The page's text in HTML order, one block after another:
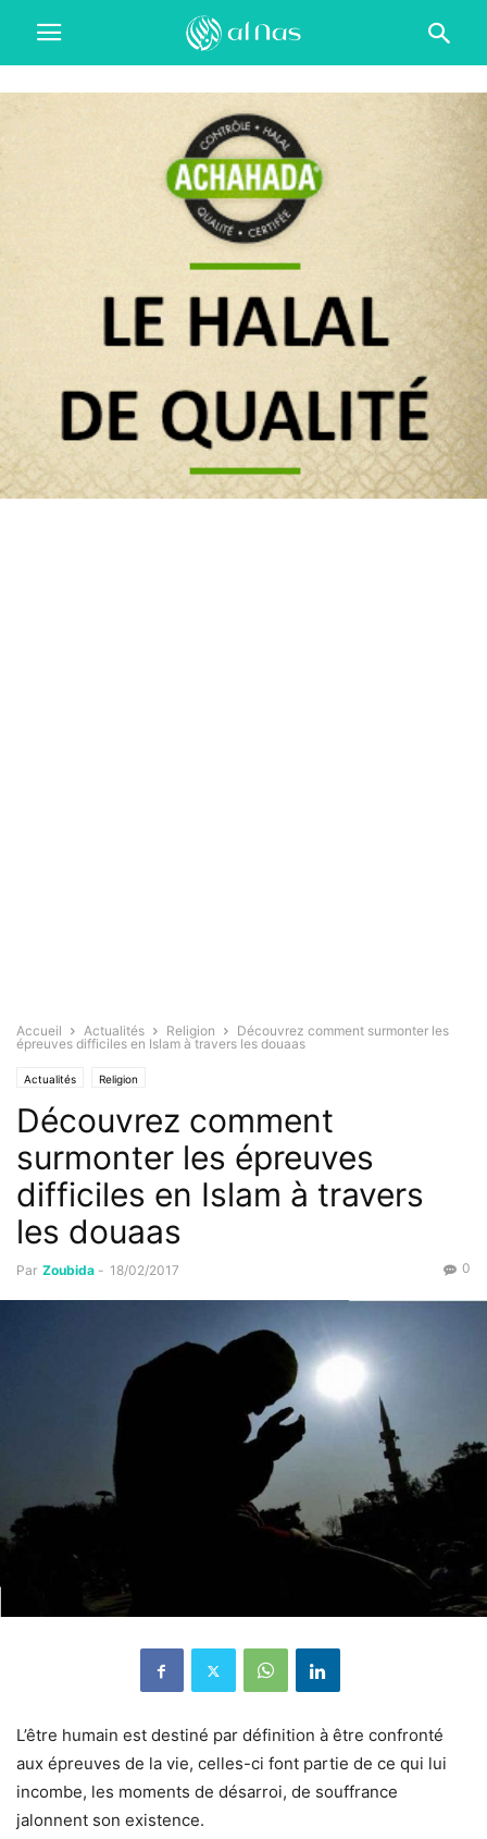
Accueil Actualités Religion
Découvrez comment surmonter les
épreuves difficiles en Islam à travers les douaas
Actualités Religion
Découvrez comment
surmonter les épreuves
difficiles en Islam à travers
les douaas
Par Zoubida - 18/02/2017 0
L’être humain est destiné par définition à être confronté
aux épreuves de la vie, celles-ci font partie de ce qui lui
incombe, les moments de désarroi, de souffrance
jalonnent son existence.